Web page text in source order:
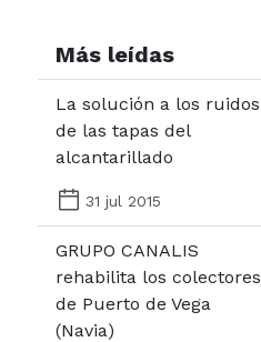
Más leídas
La solución a los ruidos
de las tapas del
alcantarillado
31 jul 2015
GRUPO CANALIS
rehabilita los colectores
de Puerto de Vega
(Navia)